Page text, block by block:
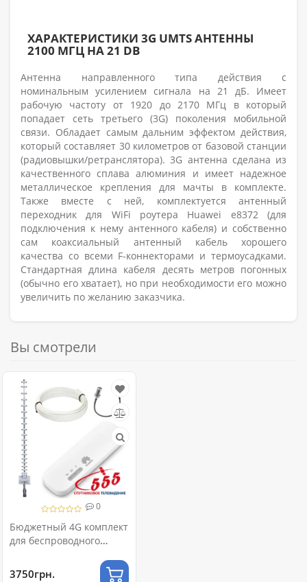
ХАРАКТЕРИСТИКИ 3G UMTS АНТЕННЫ
2100 МГЦ НА 21 DB
Антенна направленного типа действия с
номинальным усилением сигнала на 21 дБ. Имеет
рабочую частоту от 1920 до 2170 МГц в который
попадает сеть третьего (3G) поколения мобильной
связи. Обладает самым дальним эффектом действия,
который составляет 30 километров от базовой станции
(радиовышки/ретранслятора). 3G антенна сделана из
качественного сплава алюминия и имеет надежное
металлическое крепления для мачты в комплекте.
Также вместе с ней, комплектуется антенный
переходник для WiFi роутера Huawei e8372 (для
подключения к нему антенного кабеля) и собственно
сам коаксиальный антенный кабель хорошего
качества со всеми F-коннекторами и термоусадками.
Стандартная длина кабеля десять метров погонных
(обычно его хватает), но при необходимости его можно
увеличить по желанию заказчика.
Вы смотрели
0
Бюджетный 4G комплект
для беспроводного
3750грн.